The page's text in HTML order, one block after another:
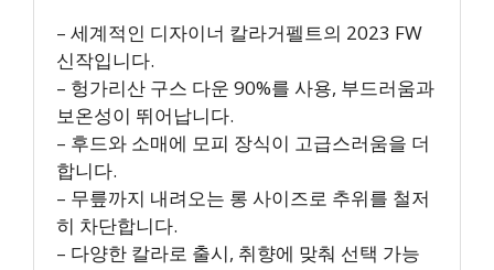
– 세계적인 디자이너 칼라거펠트의 2023 FW
신작입니다.
– 헝가리산 구스 다운 90%를 사용, 부드러움과
보온성이 뛰어납니다.
– 후드와 소매에 모피 장식이 고급스러움을 더
합니다.
– 무릎까지 내려오는 롱 사이즈로 추위를 철저
히 차단합니다.
– 다양한 칼라로 출시, 취향에 맞춰 선택 가능